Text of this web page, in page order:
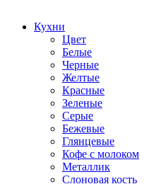
Кухни
Цвет
Белые
Черные
Желтые
Красные
Зеленые
Серые
Бежевые
Глянцевые
Кофе с молоком
Металлик
Слоновая кость